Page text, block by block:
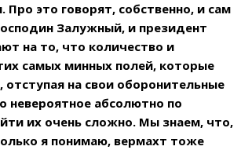
Про это говорят, собственно, и сам
Залужный, и президент
на то, что количество и
самых минных полей, которые
отступая на свои оборонительные
невероятное абсолютно по
их очень сложно. Мы знаем, что,
я понимаю, вермахт тоже